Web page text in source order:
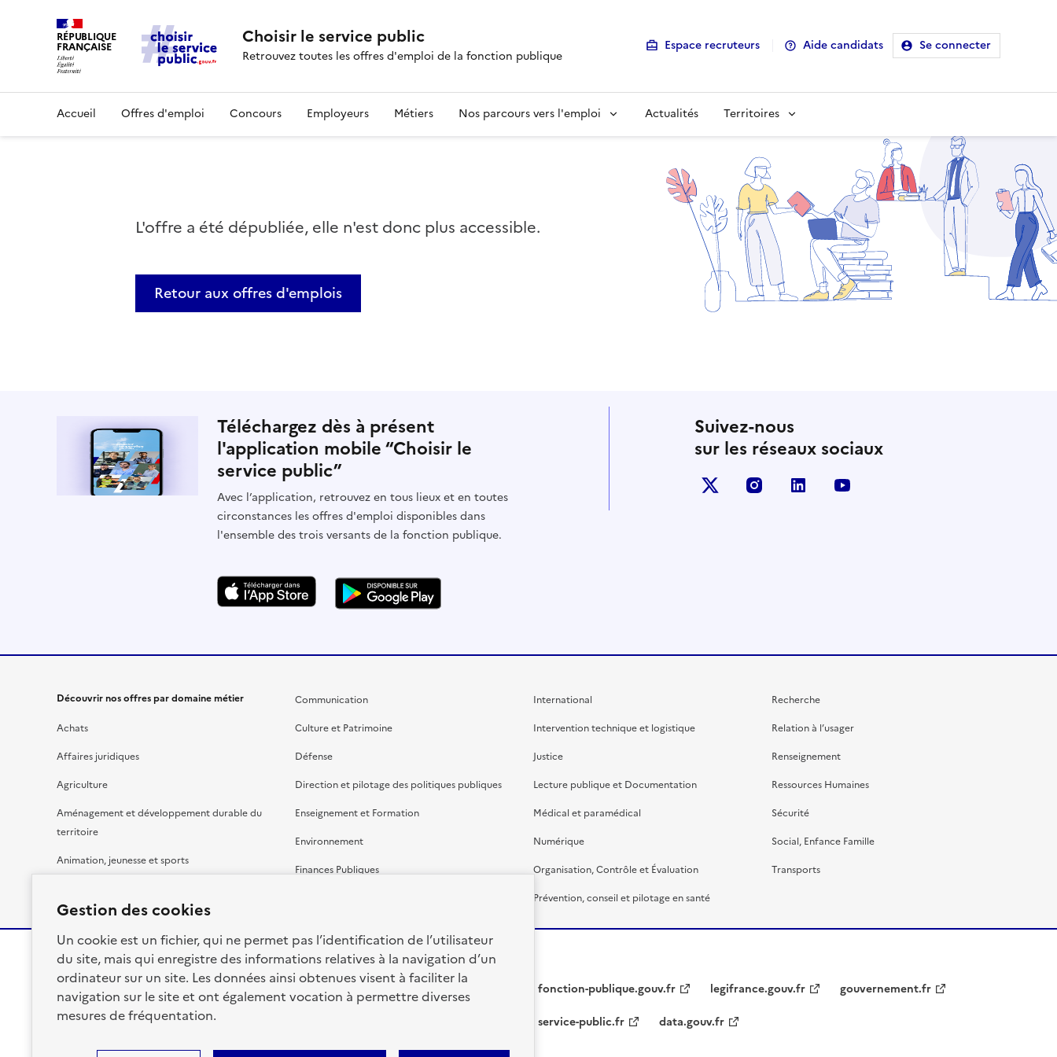
Gestion des cookies
Un cookie est un fichier, qui ne permet pas l’identification de l’utilisateur
du site, mais qui enregistre des informations relatives à la navigation d’un
ordinateur sur un site. Les données ainsi obtenues visent à faciliter la
navigation sur le site et ont également vocation à permettre diverses
mesures de fréquentation.
RÉPUBLIQUE
FRANÇAISE Choisir le service public
Retrouvez toutes les offres d'emploi de la fonction publique
Espace recruteurs Aide candidats Se connecter
Accueil Offres d'emploi Concours Employeurs Métiers Nos parcours vers l'emploi Actualités Territoires
L'offre a été dépubliée, elle n'est donc plus accessible.
Retour aux offres d'emplois
Téléchargez dès à présent
l'application mobile “Choisir le
service public”
Avec l’application, retrouvez en tous lieux et en toutes
circonstances les offres d'emploi disponibles dans
l'ensemble des trois versants de la fonction publique.
Suivez-nous
sur les réseaux sociaux
X (anciennement Twitter)
instagramlinkedin
Découvrir nos offres par domaine métier
Achats
Affaires juridiques
Agriculture
Aménagement et développement durable du
territoire
Animation, jeunesse et sports
Communication
Culture et Patrimoine
Défense
Direction et pilotage des politiques publiques
Enseignement et Formation
Environnement
Finances Publiques
International
Intervention technique et logistique
Justice
Lecture publique et Documentation
Médical et paramédical
Numérique
Organisation, Contrôle et Évaluation
Prévention, conseil et pilotage en santé
Recherche
Relation à l’usager
Renseignement
Ressources Humaines
Sécurité
Social, Enfance Famille
Transports
RÉPUBLIQUE
FRANÇAISE fonction-publique.gouv.fr legifrance.gouv.fr
gouvernement.fr
service-public.fr
data.gouv.fr